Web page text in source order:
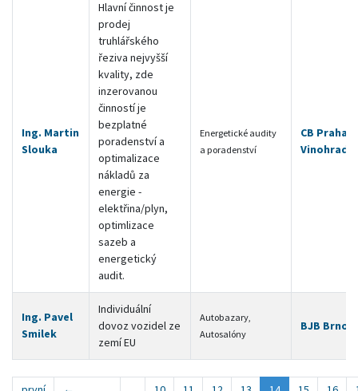
Ing. Martin
Slouka
Hlavní činnost je
prodej
truhlářského
řeziva nejvyšší
kvality, zde
inzerovanou
činností je
bezplatné
poradenství a
optimalizace
nákladů za
energie -
elektřina/plyn,
optimlizace
sazeb a
energetický
audit.
Energetické audity
a poradenství
CB Praha 2
Vinohrady
Ing. Pavel
Smilek
Individuální
dovoz vozidel ze
zemí EU
Autobazary,
Autosalóny
BJB Brno